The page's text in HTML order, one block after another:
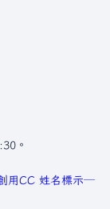
。
用CC 姓名標示─